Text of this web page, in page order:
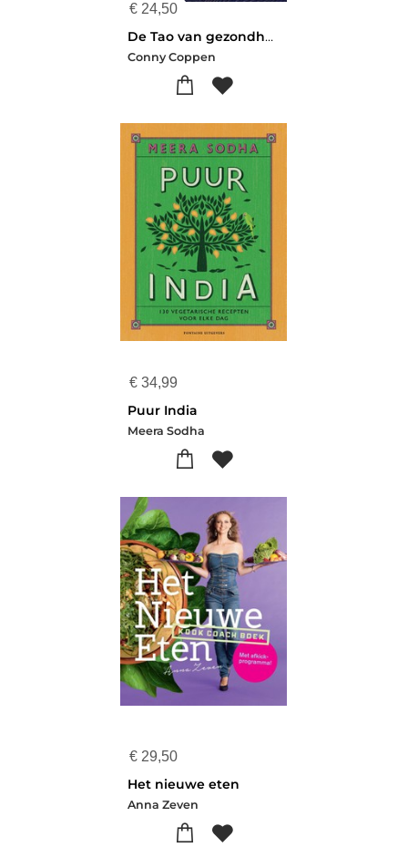
€ 24,50
De Tao van gezondheid
Conny Coppen
€ 34,99
Puur India
Meera Sodha
€ 29,50
Het nieuwe eten
Anna Zeven